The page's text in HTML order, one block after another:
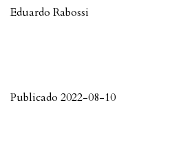
Eduardo Rabossi
Publicado 2022-08-10